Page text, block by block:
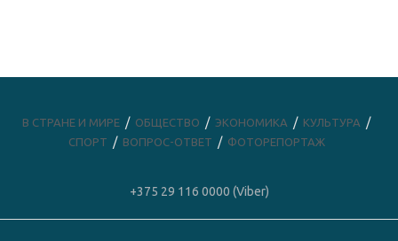
В СТРАНЕ И МИРЕ ОБЩЕСТВО ЭКОНОМИКА
КУЛЬТУРА
СПОРТ
ВОПРОС-ОТВЕТ ФОТОРЕПОРТАЖ
+375 29 116 0000 (Viber)